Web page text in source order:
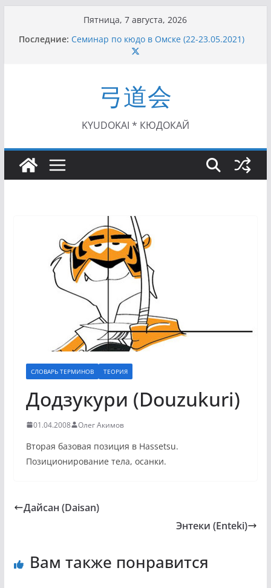
содержимому
Пятница, 7 августа, 2026
Последние: Семинар по кюдо в Омске (22-23.05.2021)
Чемпионат Росcии, Дёмино (2-5.09.2021)
II Кубок Посла Японии в России по Кюдо,
Орёл (25.07.2021)
I этап Кубка Московской области по Кюдо /
Сейдокан II (27.06.2021)
弓道会
KYUDOKAI * КЮДОКАЙ
СЛОВАРЬ ТЕРМИНОВ ТЕОРИЯ
Додзукури (Douzukuri)
01.04.2008 Олег Акимов
Вторая базовая позиция в Hassetsu.
Позиционирование тела, осанки.
Дайсан (Daisan)
Энтеки (Enteki)
Вам также понравится